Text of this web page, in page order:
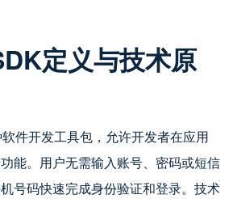
定义与技术原
件开发工具包，允许开发者在应用
能。用户无需输入账号、密码或短信
号码快速完成身份验证和登录。技术